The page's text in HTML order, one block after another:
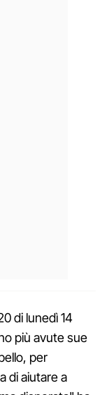
di lunedì 14
più avute sue
per
di aiutare a